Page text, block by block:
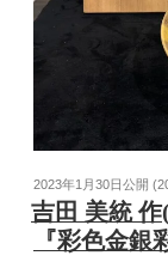
2023年1月30日公開 (
吉田 美統
『彩色金銀